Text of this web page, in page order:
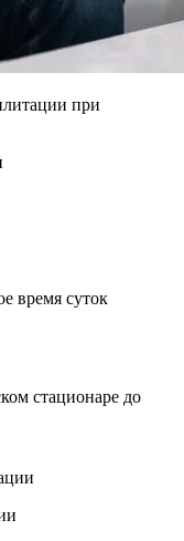
при
время суток
стационаре до